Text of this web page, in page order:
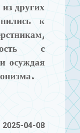
других
к
с
осуждая
2025-04-08